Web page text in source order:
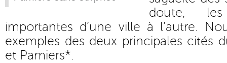
doute,
importantes d’une ville à l’autre.
exemples des deux principales cités
et Pamiers*.